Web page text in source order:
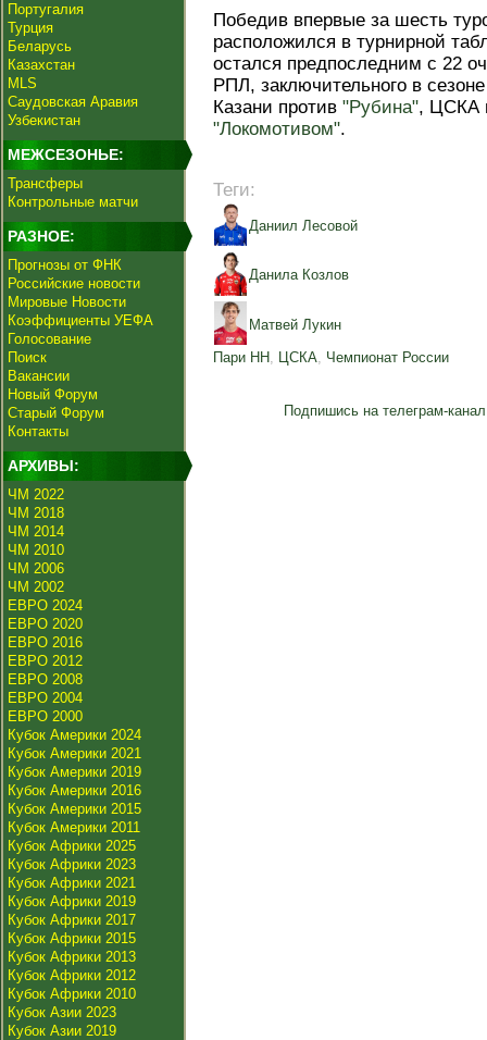
Португалия
Турция
Беларусь
Казахстан
MLS
Саудовская Аравия
Узбекистан
МЕЖСЕЗОНЬЕ:
Трансферы
Контрольные матчи
РАЗНОЕ:
Прогнозы от ФНК
Российские новости
Мировые Новости
Коэффициенты УЕФА
Голосование
Поиск
Вакансии
Новый Форум
Старый Форум
Контакты
АРХИВЫ:
ЧМ 2022
ЧМ 2018
ЧМ 2014
ЧМ 2010
ЧМ 2006
ЧМ 2002
ЕВРО 2024
ЕВРО 2020
ЕВРО 2016
ЕВРО 2012
ЕВРО 2008
ЕВРО 2004
ЕВРО 2000
Кубок Америки 2024
Кубок Америки 2021
Кубок Америки 2019
Кубок Америки 2016
Кубок Америки 2015
Кубок Америки 2011
Кубок Африки 2025
Кубок Африки 2023
Кубок Африки 2021
Кубок Африки 2019
Кубок Африки 2017
Кубок Африки 2015
Кубок Африки 2013
Кубок Африки 2012
Кубок Африки 2010
Кубок Азии 2023
Кубок Азии 2019
Победив впервые за шесть
расположился в турнирной
остался предпоследним с 22
РПЛ, заключительного в
Казани против "Рубина", ЦСКА
"Локомотивом".
Теги:
Даниил Лесовой
Данила Козлов
Матвей Лукин
Пари НН , ЦСКА, Чемпионат России
Подпишись на телеграм-